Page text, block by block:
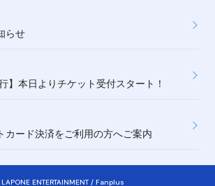
らせ
】本日よりチケット受付スタート！
カード決済をご利用の方へご案内
ENTERTAINMENT / Fanplus